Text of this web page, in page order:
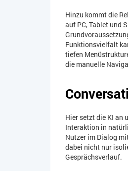
Hinzu kommt die
auf PC, Tablet und
Funktionsvielfalt
tiefen
die manuelle
Hier setzt die KI an
Interaktion in
Nutzer im Dialog
dabei nicht nur
Gesprächsverlauf.